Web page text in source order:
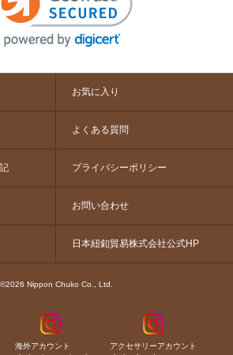
お気に入り
よくある質問
プライバシーポリシー
お問い合わせ
日本紐釦貿易株式会社公式HP
©2026 Nippon Chuko Co., Ltd.
海外アカウント
アクセサリーアカウント